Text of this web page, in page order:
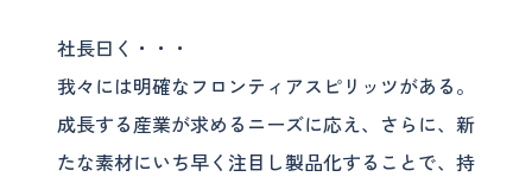
社長曰く・・・
我々には明確なフロンティアスピリッツがある。
成長する産業が求めるニーズに応え、さらに、新
たな素材にいち早く注目し製品化することで、持